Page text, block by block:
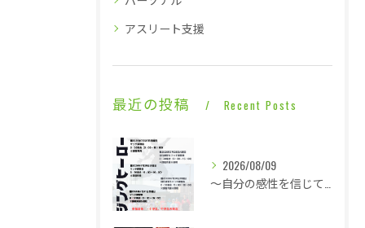
アスリート支援
最近の投稿 Recent Posts
2026/08/09
～自分の感性を信じて言動し毎日1ミリ成長する～同じ時間帯に終わっても全然違う内容・・・